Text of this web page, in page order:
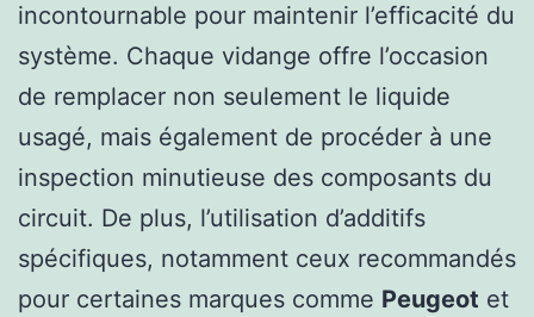
incontournable pour maintenir l’efficacité du
système. Chaque vidange offre l’occasion
de remplacer non seulement le liquide
usagé, mais également de procéder à une
inspection minutieuse des composants du
circuit. De plus, l’utilisation d’additifs
spécifiques, notamment ceux recommandés
pour certaines marques comme Peugeot et